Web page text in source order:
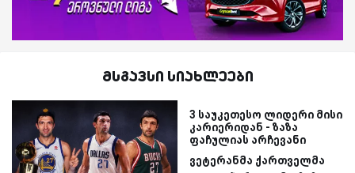
მსგავსი სიახლეები
3 საუკეთესო ლიდერი მისი
კარიერიდან - ზაზა
ფაჩულიას არჩევანი
ვეტერანმა ქართველმა